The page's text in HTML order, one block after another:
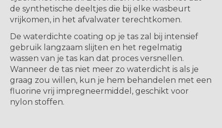
de synthetische deeltjes die bij elke wasbeurt
vrijkomen, in het afvalwater terechtkomen.
De waterdichte coating op je tas zal bij intensief
gebruik langzaam slijten en het regelmatig
wassen van je tas kan dat proces versnellen.
Wanneer de tas niet meer zo waterdicht is als je
graag zou willen, kun je hem behandelen met een
fluorine vrij impregneermiddel, geschikt voor
nylon stoffen.